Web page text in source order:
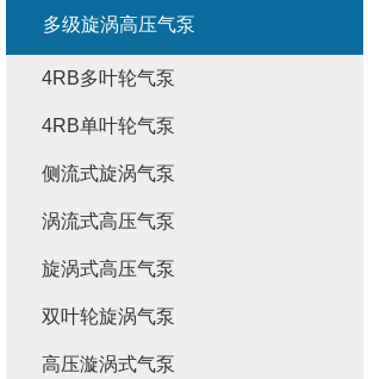
多级旋涡高压气泵
4RB多叶轮气泵
4RB单叶轮气泵
侧流式旋涡气泵
涡流式高压气泵
旋涡式高压气泵
双叶轮旋涡气泵
高压漩涡式气泵